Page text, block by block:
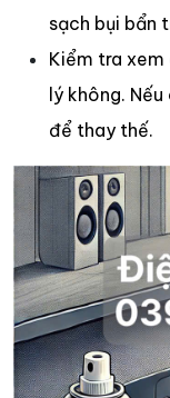
sạch bụi bẩn
Kiểm tra xem
lý không.
để thay thế.